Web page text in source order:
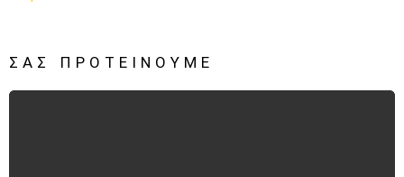
ΣΑΣ ΠΡΟΤΕΊΝΟΥΜΕ